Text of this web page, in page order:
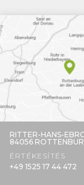
RITTER-HANS-
84056
ÉRTÉKESÍTÉS
+49 1525 17 44 472